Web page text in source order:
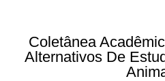
Coletânea
Alternativos De